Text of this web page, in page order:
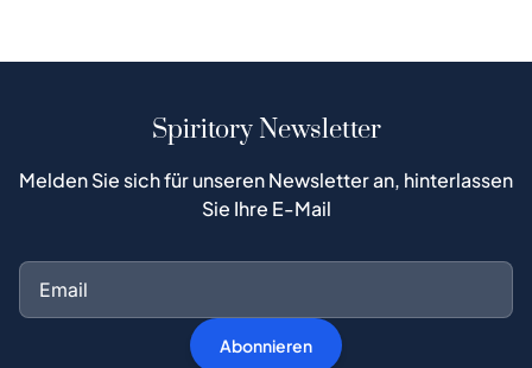
Spiritory Newsletter
Melden Sie sich für unseren Newsletter an, hinterlassen
Sie Ihre E-Mail
Abonnieren